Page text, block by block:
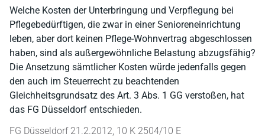
Welche Kosten der Unterbringung und Verpflegung bei
Pflegebedürftigen, die zwar in einer Senioreneinrichtung
leben, aber dort keinen Pflege-Wohnvertrag abgeschlossen
haben, sind als außergewöhnliche Belastung abzugsfähig?
Die Ansetzung sämtlicher Kosten würde jedenfalls gegen
den auch im Steuerrecht zu beachtenden
Gleichheitsgrundsatz des Art. 3 Abs. 1 GG verstoßen, hat
das FG Düsseldorf entschieden.
FG Düsseldorf 21.2.2012, 10 K 2504/10 E